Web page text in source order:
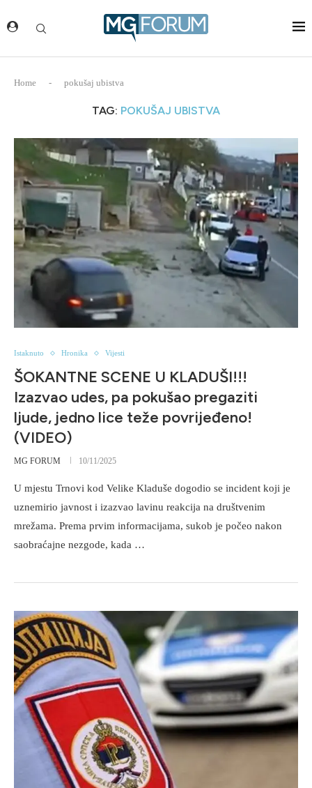
Home - pokušaj ubistva
TAG: POKUŠAJ UBISTVA
Istaknuto Hronika Vijesti
ŠOKANTNE SCENE U KLADUŠI!!!
Izazvao udes, pa pokušao pregaziti
ljude, jedno lice teže povrijeđeno!
(VIDEO)
MG FORUM 10/11/2025
U mjestu Trnovi kod Velike Kladuše dogodio se incident koji je
uznemirio javnost i izazvao lavinu reakcija na društvenim
mrežama. Prema prvim informacijama, sukob je počeo nakon
saobraćajne nezgode, kada …